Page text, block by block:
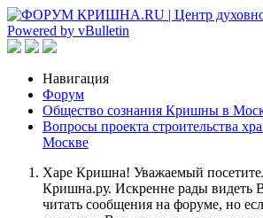
Навигация
Форум
Общество сознания Кришны в
Вопросы проекта строительства
Москве
Харе Кришна! Уважаемый
Кришна.ру. Искренне рады видеть
читать сообщения на форуме, но